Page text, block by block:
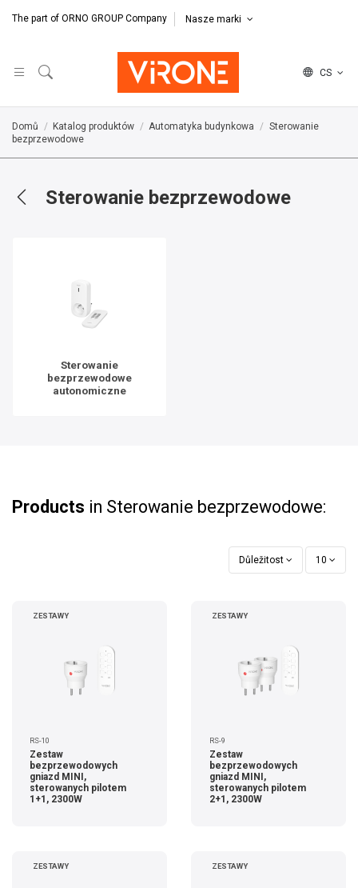
The part of ORNO GROUP Company Nasze marki
CS
Domů Katalog produktów Automatyka budynkowa
Sterowanie
bezprzewodowe
Sterowanie bezprzewodowe
Sterowanie
bezprzewodowe
autonomiczne
Products in Sterowanie bezprzewodowe:
Důležitost 10
ZESTAWY
RS-10
Zestaw
bezprzewodowych
gniazd MINI,
sterowanych pilotem
1+1, 2300W
ZESTAWY
RS-9
Zestaw
bezprzewodowych
gniazd MINI,
sterowanych pilotem
2+1, 2300W
ZESTAWY ZESTAWY